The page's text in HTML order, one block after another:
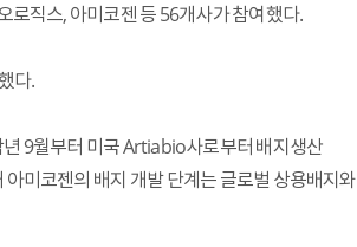
로직스, 아미코젠 등 56개사가 참여했다.
다.
9월부터 미국 Artiabio사로부터 배지생산
미코젠의 배지 개발 단계는 글로벌 상용배지와